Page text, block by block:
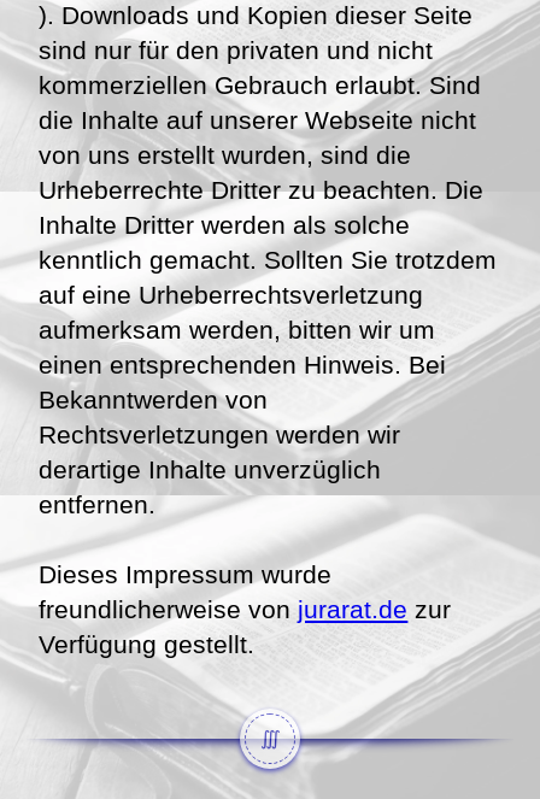
). Downloads und Kopien dieser Seite
sind nur für den privaten und nicht
kommerziellen Gebrauch erlaubt. Sind
die Inhalte auf unserer Webseite nicht
von uns erstellt wurden, sind die
Urheberrechte Dritter zu beachten. Die
Inhalte Dritter werden als solche
kenntlich gemacht. Sollten Sie trotzdem
auf eine Urheberrechtsverletzung
aufmerksam werden, bitten wir um
einen entsprechenden Hinweis. Bei
Bekanntwerden von
Rechtsverletzungen werden wir
derartige Inhalte unverzüglich
entfernen.
Dieses Impressum wurde
freundlicherweise vonjurarat.de zur
Verfügung gestellt.
∭